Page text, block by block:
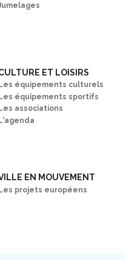
ET LOISIRS
Les équipements culturels
équipements sportifs
Les associations
EN MOUVEMENT
projets européens